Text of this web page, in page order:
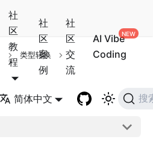
社
区
教
程
社
区
案
例
社
区
交
流
AI Vibe
Coding
简体中文 搜
类型转换